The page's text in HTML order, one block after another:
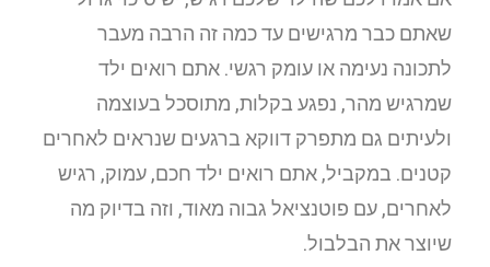
שאתם כבר מרגישים עד כמה זה הרבה מעבר
לתכונה נעימה או עומק רגשי. אתם רואים ילד
שמרגיש מהר, נפגע בקלות, מתוסכל בעוצמה
ולעיתים גם מתפרק דווקא ברגעים שנראים לאחרים
קטנים. במקביל, אתם רואים ילד חכם, עמוק, רגיש
לאחרים, עם פוטנציאל גבוה מאוד, וזה בדיוק מה
שיוצר את הבלבול.